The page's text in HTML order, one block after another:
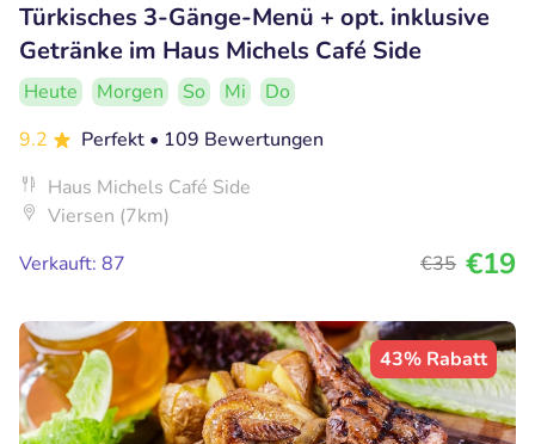
Türkisches 3-Gänge-Menü + opt. inklusive
Getränke im Haus Michels Café Side
Heute Morgen So Mi
Do
9.2
Perfekt • 109 Bewertungen
Haus Michels Café Side
Viersen (7km)
Verkauft: 87
€35 €19
43% Rabatt